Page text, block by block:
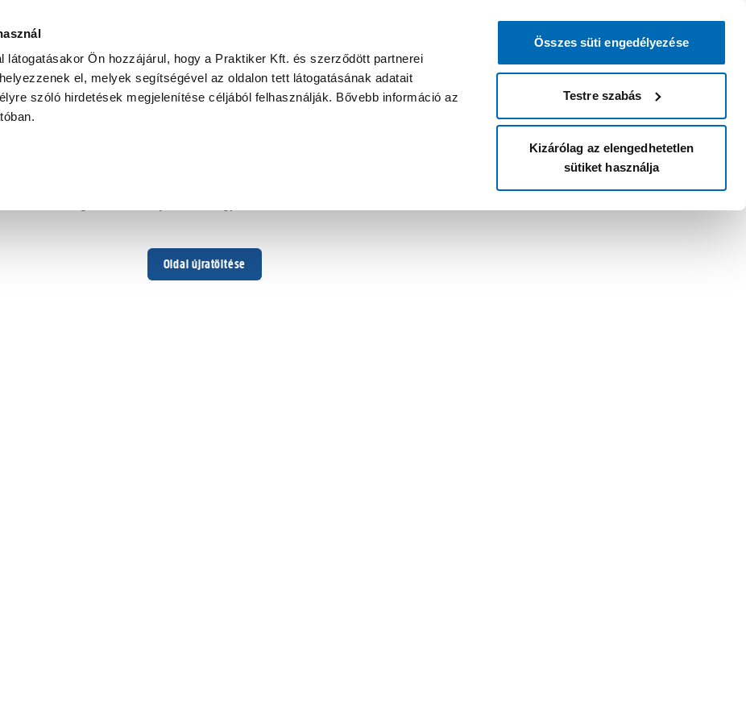
látogatásakor Ön hozzájárul, hogy a Praktiker Kft. és szerződött partnerei
el, melyek segítségével az oldalon tett látogatásának adatait
szóló hirdetések megjelenítése céljából felhasználják. Bővebb információ az
Összes süti engedélyezése
Testre szabás
Kizárólag az elengedhetetlen
sütiket használja
Oldal újratöltése